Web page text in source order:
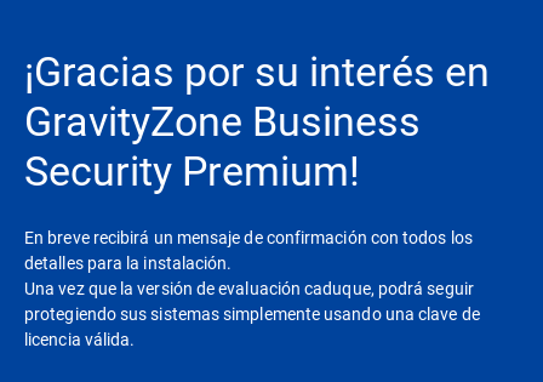
¡Gracias por su interés en
GravityZone Business
Security Premium!
En breve recibirá un mensaje de confirmación con todos los
detalles para la instalación.
Una vez que la versión de evaluación caduque, podrá seguir
protegiendo sus sistemas simplemente usando una clave de
licencia válida.